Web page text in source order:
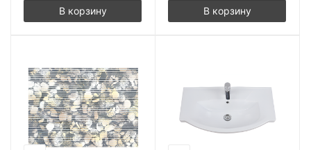
В корзину В корзину